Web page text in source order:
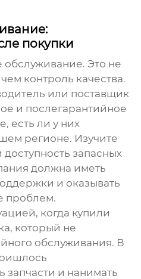
покупки
Это не
контроль качества.
или поставщик
и послегарантийное
есть ли у них
регионе. Изучите
доступность запасных
должна иметь
и оказывать
проблем.
когда купили
который не
обслуживания. В
запчасти и нанимать